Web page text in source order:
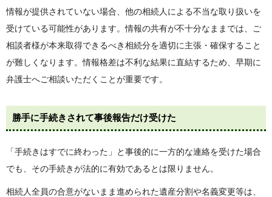
情報が提供されていない場合、他の相続人による不当な取り扱いを
受けている可能性があります。情報の共有が不十分なままでは、ご
相談者様が本来取得できるべき相続分を適切に主張・確保すること
が難しくなります。情報格差は不利な結果に直結するため、早期に
弁護士へご相談いただくことが重要です。
勝手に手続きされて事後報告だけ受けた
「手続きはすでに終わった」と事後的に一方的な連絡を受けた場合
でも、その手続きが法的に有効であるとは限りません。
相続人全員の合意がないまま進められた遺産分割や名義変更等は、